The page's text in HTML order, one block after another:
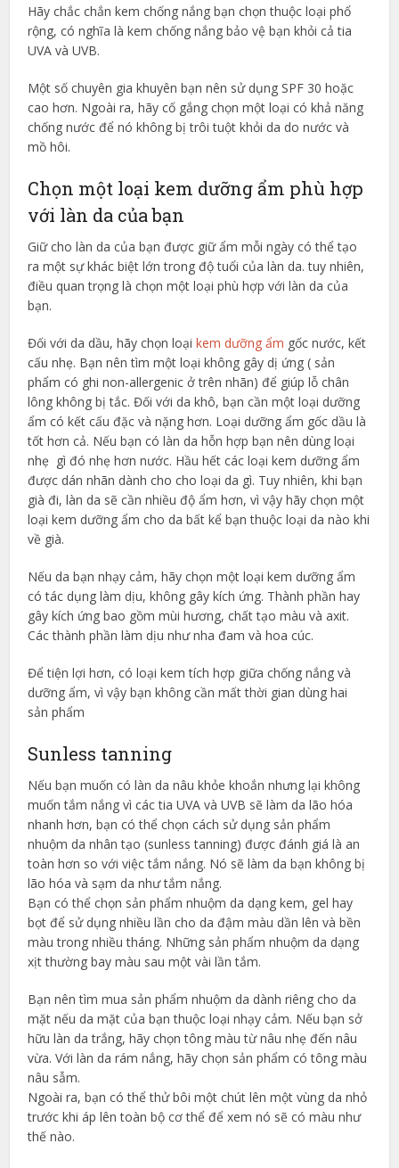
Hãy chắc chắn kem chống nắng bạn chọn thuộc loại phổ
rộng, có nghĩa là kem chống nắng bảo vệ bạn khỏi cả tia
UVA và UVB.
Một số chuyên gia khuyên bạn nên sử dụng SPF 30 hoặc
cao hơn. Ngoài ra, hãy cố gắng chọn một loại có khả năng
chống nước để nó không bị trôi tuột khỏi da do nước và
mồ hôi.
Chọn một loại kem dưỡng ẩm phù hợp
với làn da của bạn
Giữ cho làn da của bạn được giữ ẩm mỗi ngày có thể tạo
ra một sự khác biệt lớn trong độ tuổi của làn da. tuy nhiên,
điều quan trọng là chọn một loại phù hợp với làn da của
bạn.
Đối với da dầu, hãy chọn loạikem dưỡng ẩm gốc nước, kết
cấu nhẹ. Bạn nên tìm một loại không gây dị ứng ( sản
phẩm có ghi non-allergenic ở trên nhãn) để giúp lỗ chân
lông không bị tắc. Đối với da khô, bạn cần một loại dưỡng
ẩm có kết cấu đặc và nặng hơn. Loại dưỡng ẩm gốc dầu là
tốt hơn cả. Nếu bạn có làn da hỗn hợp bạn nên dùng loại
nhẹ gì đó nhẹ hơn nước. Hầu hết các loại kem dưỡng ẩm
được dán nhãn dành cho cho loại da gì. Tuy nhiên, khi bạn
già đi, làn da sẽ cần nhiều độ ẩm hơn, vì vậy hãy chọn một
loại kem dưỡng ẩm cho da bất kể bạn thuộc loại da nào khi
về già.
Nếu da bạn nhạy cảm, hãy chọn một loại kem dưỡng ẩm
có tác dụng làm dịu, không gây kích ứng. Thành phần hay
gây kích ứng bao gồm mùi hương, chất tạo màu và axit.
Các thành phần làm dịu như nha đam và hoa cúc.
Để tiện lợi hơn, có loại kem tích hợp giữa chống nắng và
dưỡng ẩm, vì vậy bạn không cần mất thời gian dùng hai
sản phẩm
Sunless tanning
Nếu bạn muốn có làn da nâu khỏe khoắn nhưng lại không
muốn tắm nắng vì các tia UVA và UVB sẽ làm da lão hóa
nhanh hơn, bạn có thể chọn cách sử dụng sản phẩm
nhuộm da nhân tạo (sunless tanning) được đánh giá là an
toàn hơn so với việc tắm nắng. Nó sẽ làm da bạn không bị
lão hóa và sạm da như tắm nắng.
Bạn có thể chọn sản phẩm nhuộm da dạng kem, gel hay
bọt để sử dụng nhiều lần cho da đậm màu dần lên và bền
màu trong nhiều tháng. Những sản phẩm nhuộm da dạng
xịt thường bay màu sau một vài lần tắm.
Bạn nên tìm mua sản phẩm nhuộm da dành riêng cho da
mặt nếu da mặt của bạn thuộc loại nhạy cảm. Nếu bạn sở
hữu làn da trắng, hãy chọn tông màu từ nâu nhẹ đến nâu
vừa. Với làn da rám nắng, hãy chọn sản phẩm có tông màu
nâu sẫm.
Ngoài ra, bạn có thể thử bôi một chút lên một vùng da nhỏ
trước khi áp lên toàn bộ cơ thể để xem nó sẽ có màu như
thế nào.